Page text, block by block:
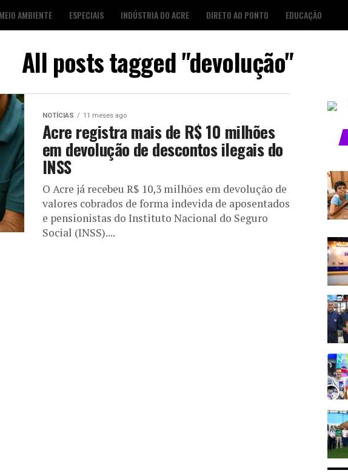
MEIO AMBIENTE ESPECIAIS INDÚSTRIA DO ACRE DIRETO AO PONTO EDUCAÇÃO
All posts tagged "devolução"
NOTÍCIAS 11 meses ago
Acre registra mais de R$ 10 milhões
em devolução de descontos ilegais do
INSS
O Acre já recebeu R$ 10,3 milhões em devolução de
valores cobrados de forma indevida de aposentados
e pensionistas do Instituto Nacional do Seguro
Social (INSS)....